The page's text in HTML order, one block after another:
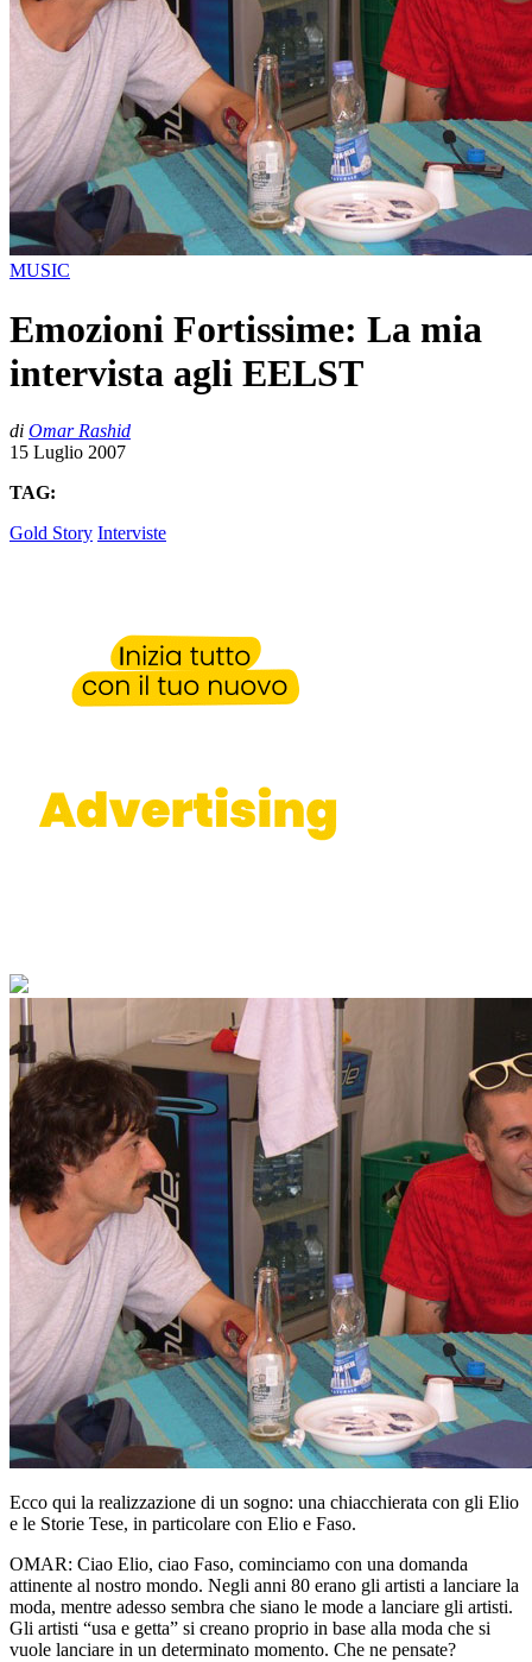
MUSIC
Emozioni Fortissime: La mia
intervista agli EELST
di Omar Rashid
15 Luglio 2007
TAG:
Gold Story Interviste
Ecco qui la realizzazione di un sogno: una chiacchierata con gli Elio
e le Storie Tese, in particolare con Elio e Faso.
OMAR: Ciao Elio, ciao Faso, cominciamo con una domanda
attinente al nostro mondo. Negli anni 80 erano gli artisti a lanciare la
moda, mentre adesso sembra che siano le mode a lanciare gli artisti.
Gli artisti “usa e getta” si creano proprio in base alla moda che si
vuole lanciare in un determinato momento. Che ne pensate?